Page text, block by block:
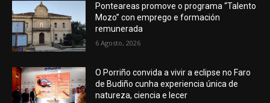
Ponteareas promove o programa “Talento
Mozo” con emprego e formación
remunerada
6 Agosto, 2026
O Porriño convida a vivir a eclipse no Faro
de Budiño cunha experiencia única de
natureza, ciencia e lecer